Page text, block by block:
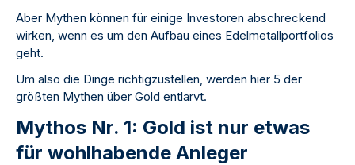
Aber Mythen können für einige Investoren abschreckend
wirken, wenn es um den Aufbau eines Edelmetallportfolios
geht.
Um also die Dinge richtigzustellen, werden hier 5 der
größten Mythen über Gold entlarvt.
Mythos Nr. 1: Gold ist nur etwas
für wohlhabende Anleger